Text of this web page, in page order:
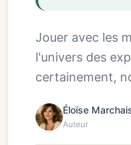
Jouer avec les
l'univers des
certainement,
Éloïse
Auteur